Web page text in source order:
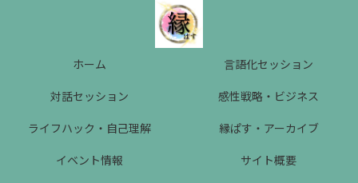
ホーム
言語化セッション
対話セッション
感性戦略・ビジネス
ライフハック・自己理解
縁ぱす・アーカイブ
イベント情報
サイト概要